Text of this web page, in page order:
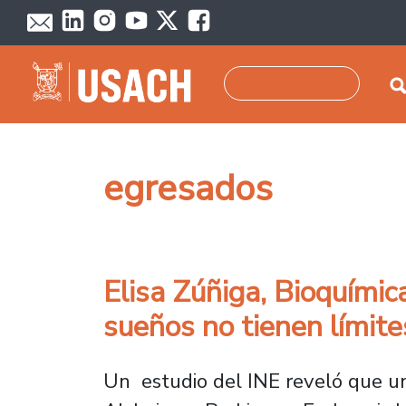
Pasar al contenido principal
egresados
Elisa Zúñiga,
sueños no tienen
Un estudio del INE reveló que